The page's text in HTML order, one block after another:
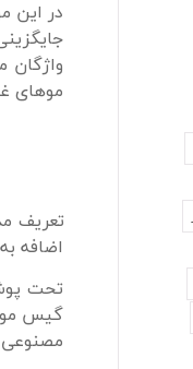
در این
واژگان
موهای
تعریف
اضافه به
تحت
گیس مو
مصنوعی